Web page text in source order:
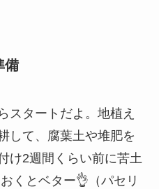
備
スタートだよ。地植え
して、腐葉土や堆肥を
け2週間くらい前に苦土
くとベター👌（パセリ